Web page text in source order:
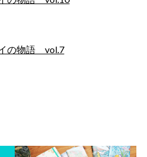
の物語 vol.7